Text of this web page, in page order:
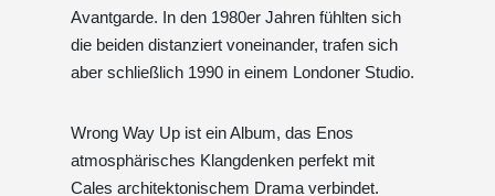
Avantgarde. In den 1980er Jahren fühlten sich
die beiden distanziert voneinander, trafen sich
aber schließlich 1990 in einem Londoner Studio.
Wrong Way Up ist ein Album, das Enos
atmosphärisches Klangdenken perfekt mit
Cales architektonischem Drama verbindet.